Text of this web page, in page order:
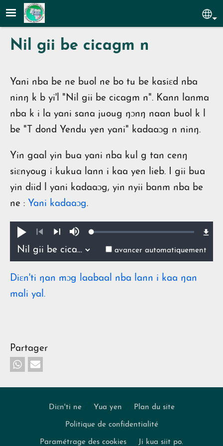
Aller au contenu principal
Nil gii be cicagm n
Yani nba be ne buol ne bo tu be kasiɛd nba
ninŋ k b yi'l "Nil gii be cicagm n". Kann lanma
nba k i la yani sana juoug ŋɔnŋ naan buol k l
be "T dond Yendu yen yani" kadaaɔg n ninŋ.
Yin gaal yin bua yani nba kul g tan cenŋ
siɛnyoug i kukua lann i kaa yen lieb. I gii bua
yin diid l yani kadaaɔg, yin nyii banm nba be
ne : Yani kadaaɔg.
Pua
PrécédentSuivant
Lan Loaded:
avancer automatiquement
Diɛn'ti ŋan mɔg laabaal nba lann i kaa ŋan
mali yal.
Partager
Diɛn'ti ne Yua yen Plan du site
Politique de confidentialité
Paramétrage des cookies Ji kua siit po.